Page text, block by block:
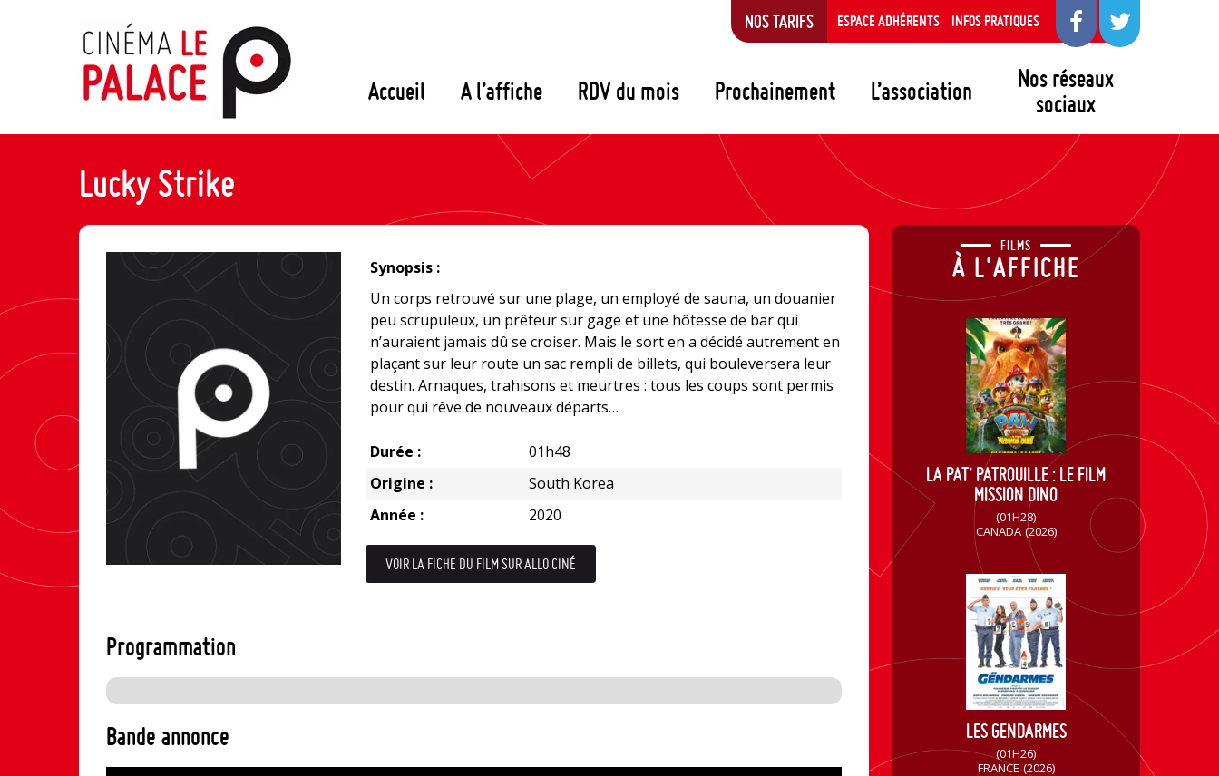
Accueil A l’affiche RDV du mois Prochainement L’association
Nos réseaux
sociaux
NOS TARIFS ESPACE ADHÉRENTS INFOS PRATIQUES
Lucky Strike
Synopsis :
Un corps retrouvé sur une plage, un employé de sauna, un douanier
peu scrupuleux, un prêteur sur gage et une hôtesse de bar qui
n’auraient jamais dû se croiser. Mais le sort en a décidé autrement en
plaçant sur leur route un sac rempli de billets, qui bouleversera leur
destin. Arnaques, trahisons et meurtres : tous les coups sont permis
pour qui rêve de nouveaux départs…
Durée :
01h48
Origine :
South Korea
Année :
2020
VOIR LA FICHE DU FILM SUR ALLO CINÉ
Programmation
Bande annonce
FILMS
À L'AFFICHE
LA PAT’ PATROUILLE : LE FILM
MISSION DINO
(01H28)
CANADA (2026)
LES GENDARMES
(01H26)
FRANCE (2026)